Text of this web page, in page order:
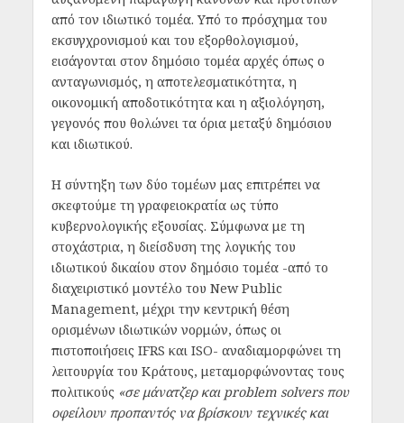
από τον ιδιωτικό τομέα. Υπό το πρόσχημα του
εκσυγχρονισμού και του εξορθολογισμού,
εισάγονται στον δημόσιο τομέα αρχές όπως ο
ανταγωνισμός, η αποτελεσματικότητα, η
οικονομική αποδοτικότητα και η αξιολόγηση,
γεγονός που θολώνει τα όρια μεταξύ δημόσιου
και ιδιωτικού.
Η σύντηξη των δύο τομέων μας επιτρέπει να
σκεφτούμε τη γραφειοκρατία ως τύπο
κυβερνολογικής εξουσίας. Σύμφωνα με τη
στοχάστρια, η διείσδυση της λογικής του
ιδιωτικού δικαίου στον δημόσιο τομέα -από το
διαχειριστικό μοντέλο του New Public
Management, μέχρι την κεντρική θέση
ορισμένων ιδιωτικών νορμών, όπως οι
πιστοποιήσεις IFRS και ISO- αναδιαμορφώνει τη
λειτουργία του Κράτους, μεταμορφώνοντας τους
πολιτικούς «σε μάνατζερ και problem solvers που
οφείλουν προπαντός να βρίσκουν τεχνικές και